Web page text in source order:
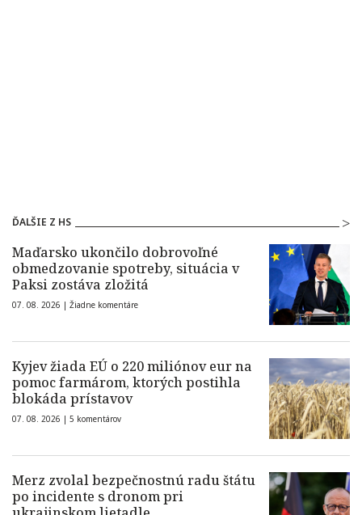
ĎALŠIE Z HS
Maďarsko ukončilo dobrovoľné
obmedzovanie spotreby, situácia v
Paksi zostáva zložitá
07. 08. 2026 | Žiadne komentáre
Kyjev žiada EÚ o 220 miliónov eur na
pomoc farmárom, ktorých postihla
blokáda prístavov
07. 08. 2026 | 5 komentárov
Merz zvolal bezpečnostnú radu štátu
po incidente s dronom pri